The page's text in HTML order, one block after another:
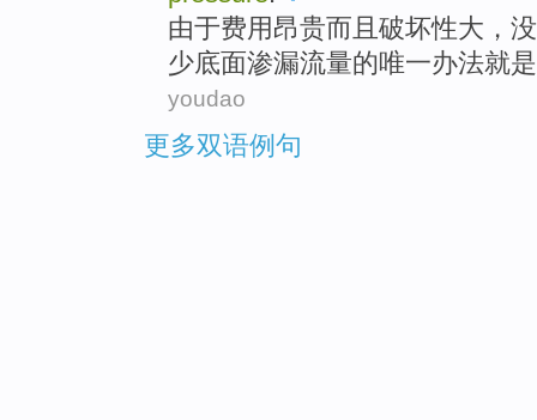
由于费用昂贵而且 破坏性大，
少底面渗漏流量的唯一办法就是
youdao
更多双语例句